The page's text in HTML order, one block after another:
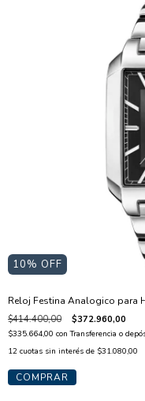
10% OFF
Reloj Festina Analogico para
$414.400,00 $372.960,00
$335.664,00 con Transferencia o
12 cuotas sin interés de $31.080,00